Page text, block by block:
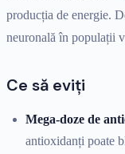
producția de energie.
neuronală în populații
Ce să eviți
Mega-doze de
antioxidanți poate